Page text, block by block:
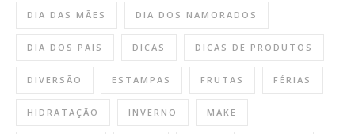
DIA DAS MÃES DIA DOS NAMORADOS
DIA DOS PAIS DICAS DICAS DE PRODUTOS
DIVERSÃO ESTAMPAS FRUTAS FÉRIAS
HIDRATAÇÃO INVERNO MAKE